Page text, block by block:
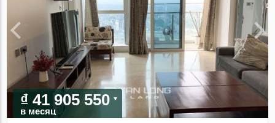
₫ 41 905 550
в месяц